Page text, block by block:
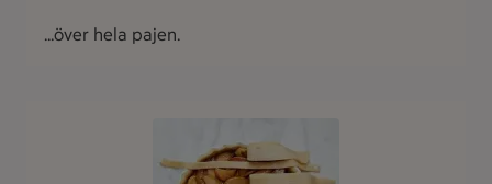
...över hela pajen.